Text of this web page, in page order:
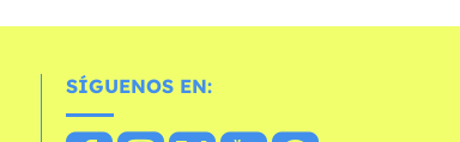
SÍGUENOS EN: